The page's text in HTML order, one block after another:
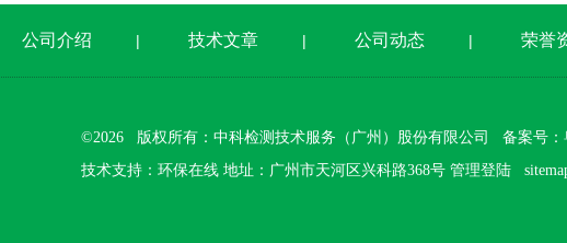
公司介绍 | 技术文章 | 公司动态 | 荣誉
©2026 版权所有：中科检测技术服务（广州）股份有限公司 备案号：
技术支持： 环保在线 地址：广州市天河区兴科路368号 管理登陆